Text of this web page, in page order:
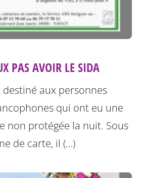
PAS AVOIR LE SIDA
destiné aux personnes
qui ont eu une
non protégée la nuit. Sous
de carte, il (…)